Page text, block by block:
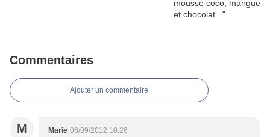
Commentaires
Ajouter un commentaire
M Marie 06/09/2012 10:26